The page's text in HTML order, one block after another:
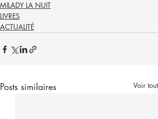
MILADY LA NUIT
LIVRES
ACTUALITÉ
Posts similaires Voir tout